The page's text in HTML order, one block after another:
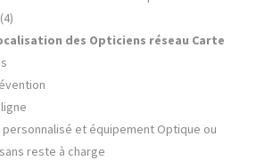
des Opticiens réseau Carte
et équipement Optique ou
reste à charge